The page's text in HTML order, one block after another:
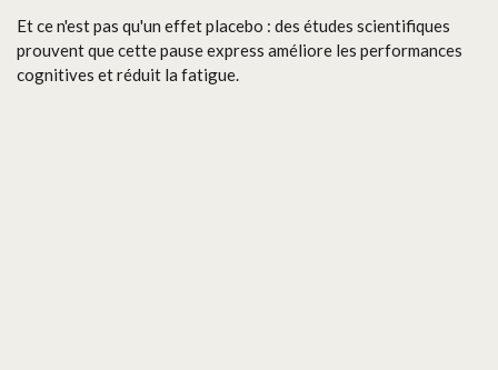
Et ce n'est pas qu'un effet placebo : des études scientifiques
prouvent que cette pause express améliore les performances
cognitives et réduit la fatigue.